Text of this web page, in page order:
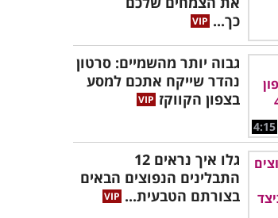
כך...
4:15
גבוה יותר מהשמיים: סרטון
נהדר שייקח אתכם למסע
בצפון הקווקז
גלו איך נראים 12
התבלינים הנפוצים הבאים
בצורתם הטבעית...